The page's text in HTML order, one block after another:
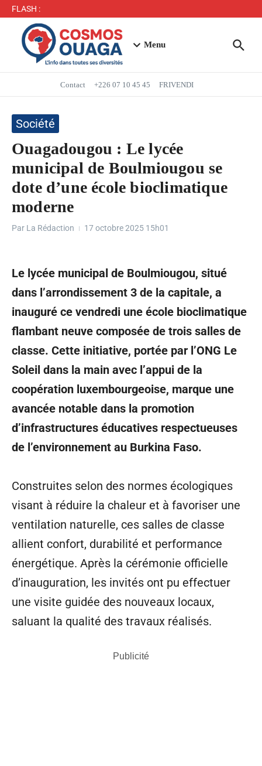
FLASH :
Mbappé entre dans l’histoire des Bleus
Menu
Contact +226 07 10 45 45 FRIVENDI
Société
Ouagadougou : Le lycée
municipal de Boulmiougou se
dote d’une école bioclimatique
moderne
Par La Rédaction 17 octobre 2025 15h01
Le lycée municipal de Boulmiougou, situé
dans l’arrondissement 3 de la capitale, a
inauguré ce vendredi une école bioclimatique
flambant neuve composée de trois salles de
classe. Cette initiative, portée par l’ONG Le
Soleil dans la main avec l’appui de la
coopération luxembourgeoise, marque une
avancée notable dans la promotion
d’infrastructures éducatives respectueuses
de l’environnement au Burkina Faso.
Construites selon des normes écologiques
visant à réduire la chaleur et à favoriser une
ventilation naturelle, ces salles de classe
allient confort, durabilité et performance
énergétique. Après la cérémonie officielle
d’inauguration, les invités ont pu effectuer
une visite guidée des nouveaux locaux,
saluant la qualité des travaux réalisés.
Publicité